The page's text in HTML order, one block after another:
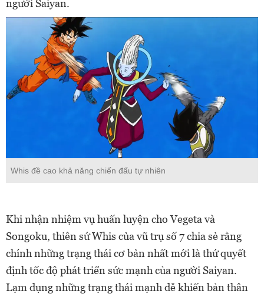
người Saiyan.
Whis đề cao khả năng chiến đấu tự nhiên
Khi nhận nhiệm vụ huấn luyện cho Vegeta và
Songoku, thiên sứ Whis của vũ trụ số 7 chia sẻ rằng
chính những trạng thái cơ bản nhất mới là thứ quyết
định tốc độ phát triển sức mạnh của người Saiyan.
Lạm dụng những trạng thái mạnh dễ khiến bản thân